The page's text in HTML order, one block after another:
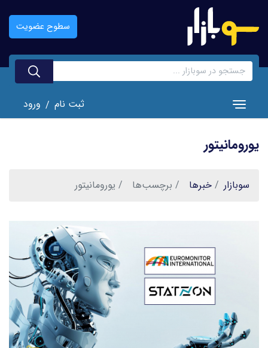
اصلی
سطوح عضویت
Toggle navigation ثبت نام / ورود
یورومانیتور
سوبازار خبر‌ها برچسب‌ها یورومانیتور